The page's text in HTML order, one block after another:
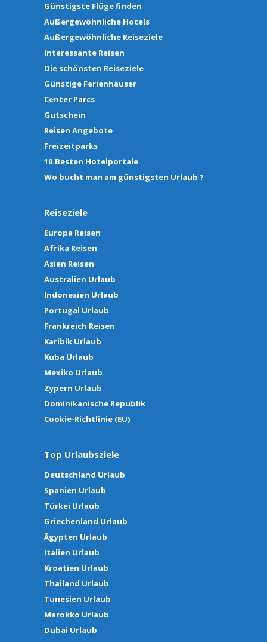
Günstigste Flüge finden
Außergewöhnliche Hotels
Außergewöhnliche Reiseziele
Interessante Reisen
Die schönsten Reiseziele
Günstige Ferienhäuser
Center Parcs
Gutschein
Reisen Angebote
Freizeitparks
10.Besten Hotelportale
Wo bucht man am günstigsten Urlaub ?
Reiseziele
Europa Reisen
Afrika Reisen
Asien Reisen
Australien Urlaub
Indonesien Urlaub
Portugal Urlaub
Frankreich Reisen
Karibik Urlaub
Kuba Urlaub
Mexiko Urlaub
Zypern Urlaub
Dominikanische Republik
Cookie-Richtlinie (EU)
Top Urlaubsziele
Deutschland Urlaub
Spanien Urlaub
Türkei Urlaub
Griechenland Urlaub
Ägypten Urlaub
Italien Urlaub
Kroatien Urlaub
Thailand Urlaub
Tunesien Urlaub
Marokko Urlaub
Dubai Urlaub